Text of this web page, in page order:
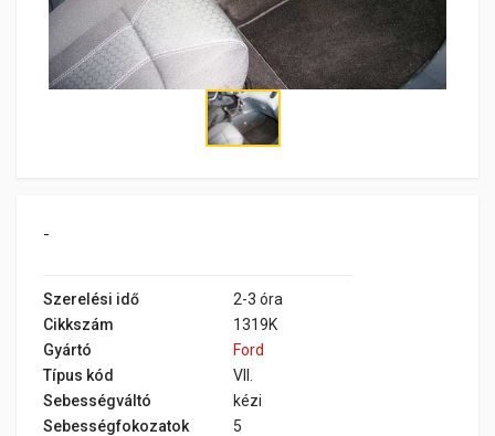
-
Szerelési idő
2-3 óra
Cikkszám
1319K
Gyártó
Ford
Típus kód
VII.
Sebességváltó
kézi
Sebességfokozatok
5